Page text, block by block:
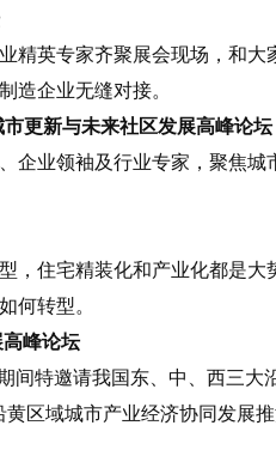
精英专家齐聚展会现场，和
造企业无缝对接。
更新与未来社区发展高峰论坛
企业领袖及行业专家，聚焦
，住宅精装化和产业化都是
何转型。
峰论坛
间特邀请我国东、中、西三
区域城市产业经济协同发展